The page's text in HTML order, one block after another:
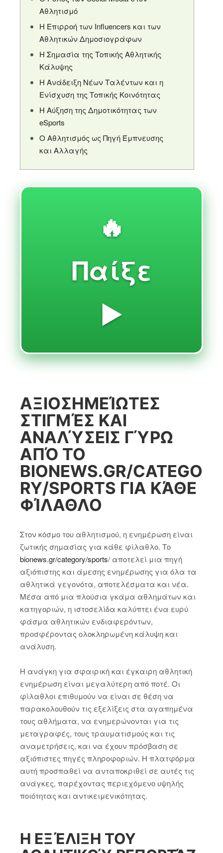
Αθλητισμό
Η Επιρροή των Influencers και των
Αθλητικών Δημοσιογράφων
Η Σημασία της Τοπικής Αθλητικής
Κάλυψης
Η Ανάδειξη Νέων Ταλέντων και η
Ενίσχυση της Τοπικής Κοινότητας
Η Αύξηση της Δημοτικότητας των
eSports
Ο Αθλητισμός ως Πηγή Έμπνευσης
και Αλλαγής
🔥
Παίξε
▶️
ΑΞΙΟΣΗΜΕΊΩΤΕΣ
ΣΤΙΓΜΈΣ ΚΑΙ
ΑΝΑΛΎΣΕΙΣ ΓΎΡΩ
ΑΠΌ ΤΟ
BIONEWS.GR/CATEGO
RY/SPORTS ΓΙΑ ΚΆΘΕ
ΦΊΛΑΘΛΟ
Στον κόσμο του αθλητισμού, η ενημέρωση είναι
ζωτικής σημασίας για κάθε φίλαθλο. Το
bionews.gr/category/sports/ αποτελεί μια πηγή
αξιόπιστης και άμεσης ενημέρωσης για όλα τα
αθλητικά γεγονότα, αποτελέσματα και νέα.
Μέσα από μια πλούσια γκάμα αθλημάτων και
κατηγοριών, η ιστοσελίδα καλύπτει ένα ευρύ
φάσμα αθλητικών ενδιαφερόντων,
προσφέροντας ολοκληρωμένη κάλυψη και
ανάλυση.
Η ανάγκη για σφαιρική και έγκαιρη αθλητική
ενημέρωση είναι μεγαλύτερη από ποτέ. Οι
φίλαθλοι επιθυμούν να είναι σε θέση να
παρακολουθούν τις εξελίξεις στα αγαπημένα
τους αθλήματα, να ενημερώνονται για τις
μεταγραφές, τους τραυματισμούς και τις
αναμετρήσεις, και να έχουν πρόσβαση σε
αξιόπιστες πηγές πληροφοριών. Η πλατφόρμα
αυτή προσπαθεί να ανταποκριθεί σε αυτές τις
ανάγκες, παρέχοντας περιεχόμενο υψηλής
ποιότητας και αντικειμενικότητας.
Η ΕΞΈΛΙΞΗ ΤΟΥ